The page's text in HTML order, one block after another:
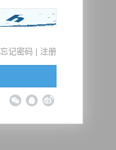
忘记密码 | 注册